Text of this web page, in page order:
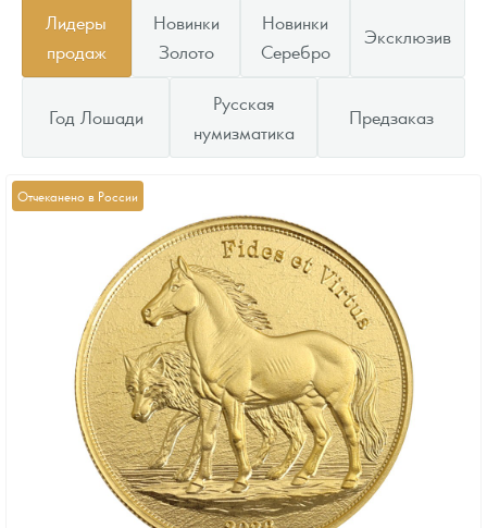
Лидеры
продаж
Новинки
Золото
Новинки
Серебро
Эксклюзив
Год Лошади
Русская
нумизматика
Предзаказ
Отчеканено в России